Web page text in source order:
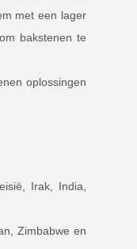
met een lager
bakstenen te
oplossingen
Irak, India,
Zimbabwe en